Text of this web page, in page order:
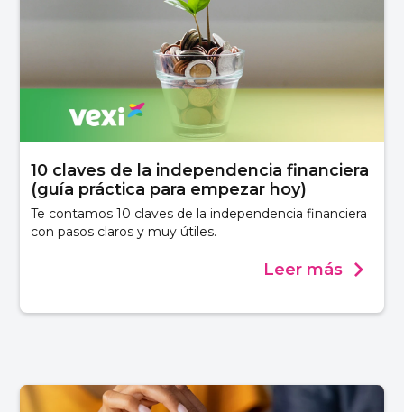
10 claves de la independencia financiera
(guía práctica para empezar hoy)
Te contamos 10 claves de la independencia financiera
con pasos claros y muy útiles.
Leer más